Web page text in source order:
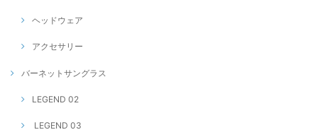
ヘッドウェア
アクセサリー
バーネットサングラス
LEGEND 02
LEGEND 03